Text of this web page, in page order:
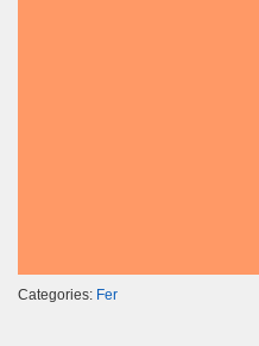
Categories: Fer